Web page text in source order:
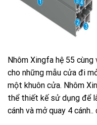
Nhôm Xingfa hệ 55
cho những mẫu cửa đi
một khuôn cửa. Nhôm
thể thiết kế sử dụng để
cánh và mở quay 4